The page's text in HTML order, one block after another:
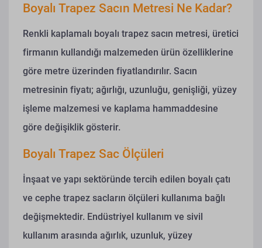
Boyalı Trapez Sacın Metresi Ne Kadar?
Renkli kaplamalı boyalı trapez sacın metresi, üretici
firmanın kullandığı malzemeden ürün özelliklerine
göre metre üzerinden fiyatlandırılır. Sacın
metresinin fiyatı; ağırlığı, uzunluğu, genişliği, yüzey
işleme malzemesi ve kaplama hammaddesine
göre değişiklik gösterir.
Boyalı Trapez Sac Ölçüleri
İnşaat ve yapı sektöründe tercih edilen boyalı çatı
ve cephe trapez sacların ölçüleri kullanıma bağlı
değişmektedir. Endüstriyel kullanım ve sivil
kullanım arasında ağırlık, uzunluk, yüzey